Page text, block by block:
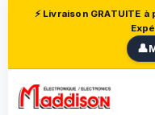
⚡ Livraison GRATUITE
👤